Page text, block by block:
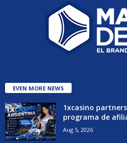
EVEN MORE NEWS
1xcasino
programa de
Aug 5, 2026